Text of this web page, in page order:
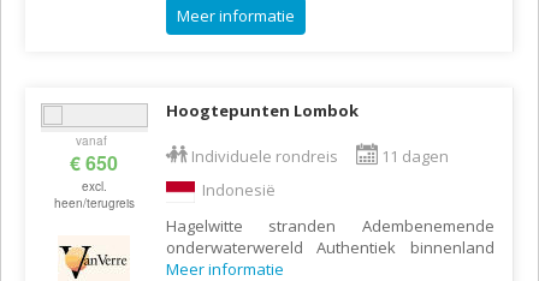
Meer informatie
vanaf
€ 650
excl.
heen/terugreis
Hoogtepunten Lombok
Individuele rondreis
11 dagen
Indonesië
Hagelwitte stranden Adembenemende
onderwaterwereld Authentiek binnenland
Meer informatie